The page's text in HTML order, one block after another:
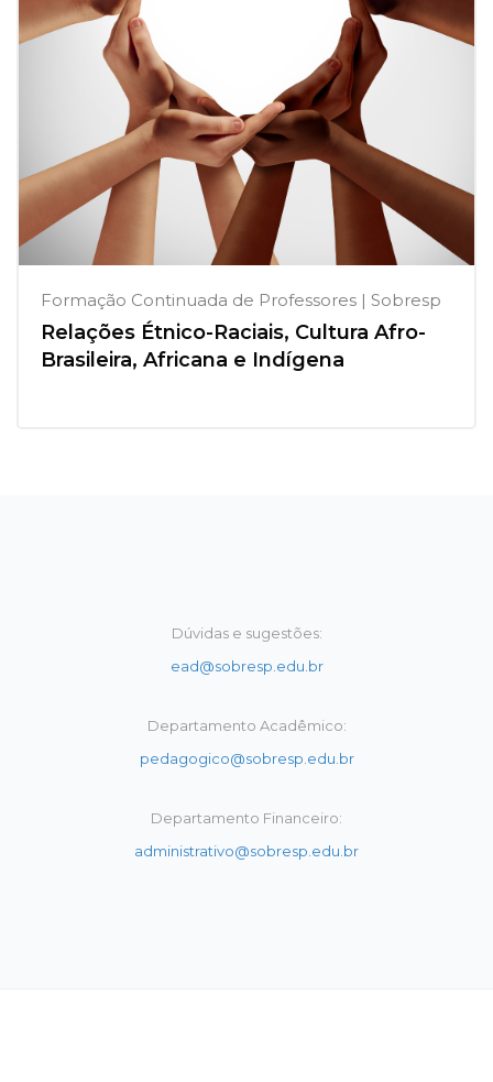
Formação Continuada de Professores | Sobresp
Relações Étnico-Raciais, Cultura Afro-
Brasileira, Africana e Indígena
Dúvidas e sugestões:
ead@sobresp.edu.br
Departamento Acadêmico:
pedagogico@sobresp.edu.br
Departamento Financeiro:
administrativo@sobresp.edu.br